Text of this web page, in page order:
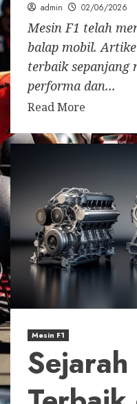
admin 02/06/2026
Mesin F1 telah
balap mobil.
terbaik sepanjang
performa dan...
Read More
Mesin F1